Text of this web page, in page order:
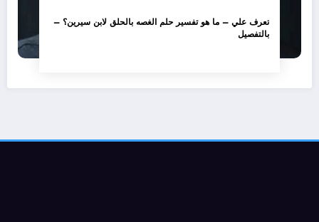
تعرف علي – ما هو تفسير حلم الغصه بالحلق لابن سيرين؟ –
بالتفصيل